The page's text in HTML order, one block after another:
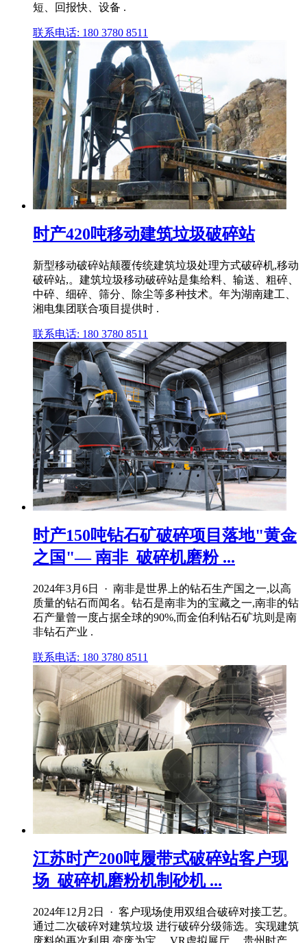
短、回报快、设备 .
联系电话: 180 3780 8511
时产420吨移动建筑垃圾破碎站
新型移动破碎站颠覆传统建筑垃圾处理方式破碎机,移动
破碎站,。建筑垃圾移动破碎站是集给料、输送、粗碎、
中碎、细碎、筛分、除尘等多种技术。年为湖南建工、
湘电集团联合项目提供时 .
联系电话: 180 3780 8511
时产150吨钻石矿破碎项目落地"黄金
之国"— 南非_破碎机磨粉 ...
2024年3月6日 · 南非是世界上的钻石生产国之一,以高
质量的钻石而闻名。钻石是南非为的宝藏之一,南非的钻
石产量曾一度占据全球的90%,而金伯利钻石矿坑则是南
非钻石产业 .
联系电话: 180 3780 8511
江苏时产200吨履带式破碎站客户现
场_破碎机磨粉机制砂机 ...
2024年12月2日 · 客户现场使用双组合破碎对接工艺。
通过二次破碎对建筑垃圾 进行破碎分级筛选。实现建筑
废料的再次利用,变废为宝。 VR虚拟展厅 ... 贵州时产